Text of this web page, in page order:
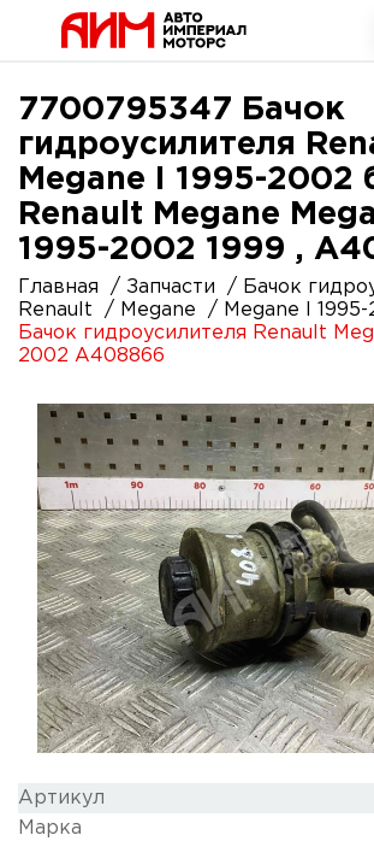
7700795347 Бачок
гидроусилителя
Megane I 1995-2002
Renault Megane
1995-2002 1999 ,
Главная Запчасти
Бачок
Renault
Megane
Megane I
Бачок гидроусилителя Renault
2002 A408866
Артикул
Марка